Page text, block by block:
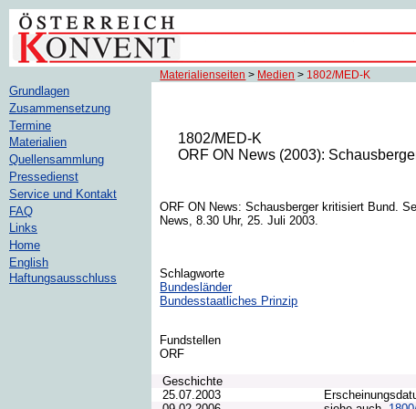
Materialienseiten > Medien > 1802/MED-K
1802/MED-K
ORF ON News (2003):
ORF ON News: Schausberger kritisiert Bund.
News, 8.30 Uhr, 25. Juli 2003.
Schlagworte
Bundesländer
Bundesstaatliches Prinzip
Fundstellen
ORF
Geschichte
25.07.2003
Grundlagen
Zusammensetzung
Termine
Materialien
Quellensammlung
Pressedienst
Service und Kontakt
FAQ
Links
Home
English
Haftungsausschluss